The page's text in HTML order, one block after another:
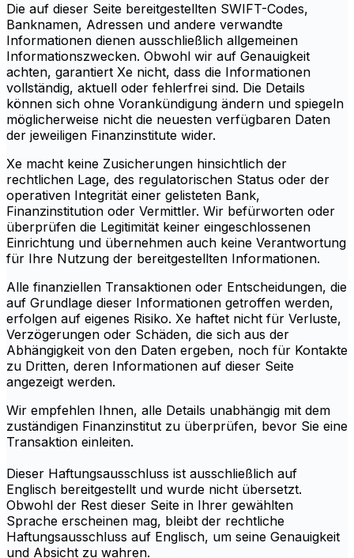
Die auf dieser Seite bereitgestellten SWIFT-Codes,
Banknamen, Adressen und andere verwandte
Informationen dienen ausschließlich allgemeinen
Informationszwecken. Obwohl wir auf Genauigkeit
achten, garantiert Xe nicht, dass die Informationen
vollständig, aktuell oder fehlerfrei sind. Die Details
können sich ohne Vorankündigung ändern und spiegeln
möglicherweise nicht die neuesten verfügbaren Daten
der jeweiligen Finanzinstitute wider.
Xe macht keine Zusicherungen hinsichtlich der
rechtlichen Lage, des regulatorischen Status oder der
operativen Integrität einer gelisteten Bank,
Finanzinstitution oder Vermittler. Wir befürworten oder
überprüfen die Legitimität keiner eingeschlossenen
Einrichtung und übernehmen auch keine Verantwortung
für Ihre Nutzung der bereitgestellten Informationen.
Alle finanziellen Transaktionen oder Entscheidungen, die
auf Grundlage dieser Informationen getroffen werden,
erfolgen auf eigenes Risiko. Xe haftet nicht für Verluste,
Verzögerungen oder Schäden, die sich aus der
Abhängigkeit von den Daten ergeben, noch für Kontakte
zu Dritten, deren Informationen auf dieser Seite
angezeigt werden.
Wir empfehlen Ihnen, alle Details unabhängig mit dem
zuständigen Finanzinstitut zu überprüfen, bevor Sie eine
Transaktion einleiten.
Dieser Haftungsausschluss ist ausschließlich auf
Englisch bereitgestellt und wurde nicht übersetzt.
Obwohl der Rest dieser Seite in Ihrer gewählten
Sprache erscheinen mag, bleibt der rechtliche
Haftungsausschluss auf Englisch, um seine Genauigkeit
und Absicht zu wahren.